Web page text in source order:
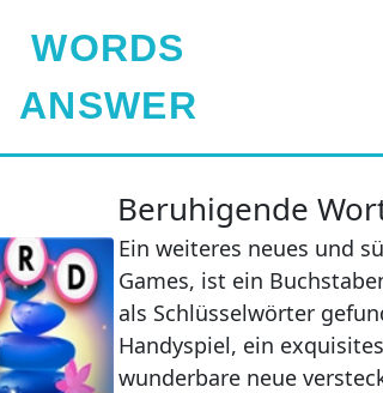
WORDS
ANSWER
Beruhigende
Ein weiteres neues und
Games, ist ein
als Schlüsselwörter
Handyspiel, ein
wunderbare neue